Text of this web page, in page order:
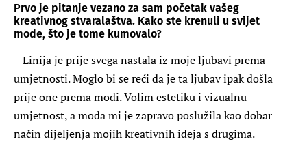
Prvo je pitanje vezano za sam početak vašeg
kreativnog stvaralaštva. Kako ste krenuli u svijet
mode, što je tome kumovalo?
– Linija je prije svega nastala iz moje ljubavi prema
umjetnosti. Moglo bi se reći da je ta ljubav ipak došla
prije one prema modi. Volim estetiku i vizualnu
umjetnost, a moda mi je zapravo poslužila kao dobar
način dijeljenja mojih kreativnih ideja s drugima.